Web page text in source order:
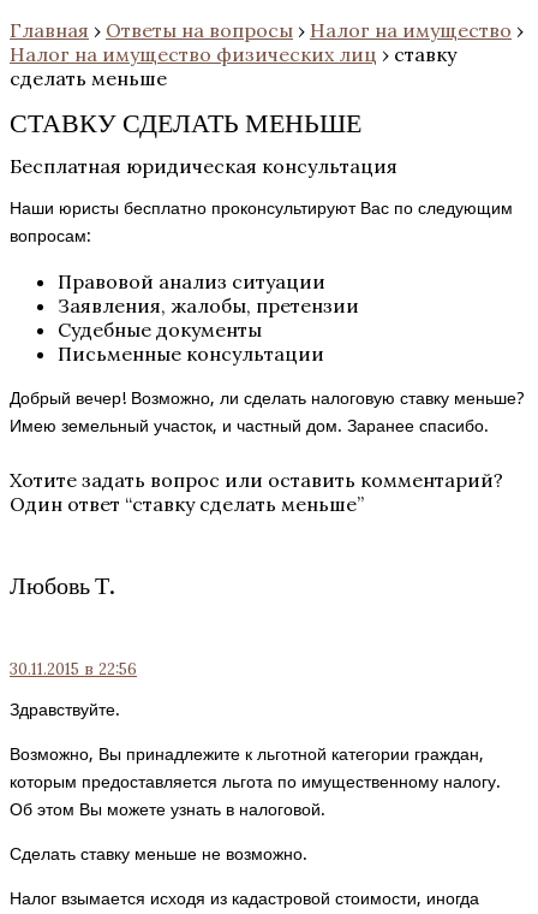
Главная › Ответы на вопросы › Налог на имущество ›
Налог на имущество физических лиц › ставку
сделать меньше
СТАВКУ СДЕЛАТЬ МЕНЬШЕ
Бесплатная юридическая консультация
Наши юристы бесплатно проконсультируют Вас по следующим
вопросам:
Правовой анализ ситуации
Заявления, жалобы, претензии
Судебные документы
Письменные консультации
Добрый вечер! Возможно, ли сделать налоговую ставку меньше?
Имею земельный участок, и частный дом. Заранее спасибо.
Хотите задать вопрос или оставить комментарий?
Один ответ “ставку сделать меньше”
Любовь Т.
30.11.2015 в 22:56
Здравствуйте.
Возможно, Вы принадлежите к льготной категории граждан,
которым предоставляется льгота по имущественному налогу.
Об этом Вы можете узнать в налоговой.
Сделать ставку меньше не возможно.
Налог взымается исходя из кадастровой стоимости, иногда